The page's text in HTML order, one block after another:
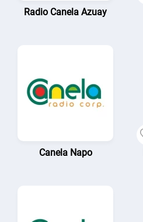
Radio Canela Azuay
Canela Napo